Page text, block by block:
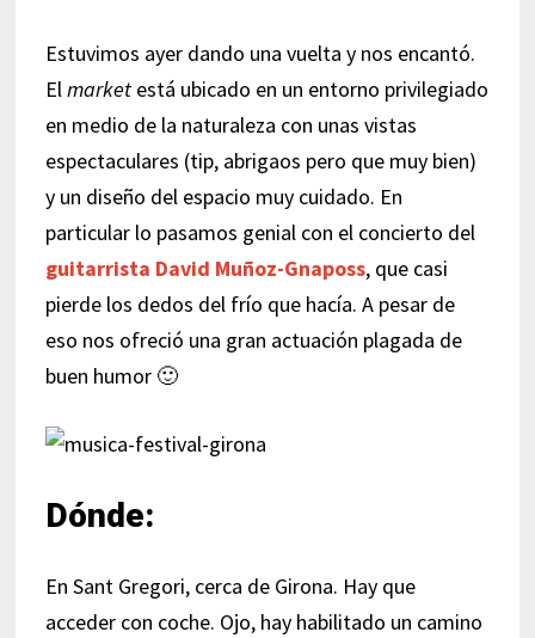
Estuvimos ayer dando una vuelta y nos encantó.
Elmarketestá ubicado en un entorno privilegiado
en medio de la naturaleza con unas vistas
espectaculares (tip, abrigaos pero que muy bien)
y un diseño del espacio muy cuidado. En
particular lo pasamos genial con el concierto del
guitarrista David Muñoz-Gnaposs, que casi
pierde los dedos del frío que hacía. A pesar de
eso nos ofreció una gran actuación plagada de
buen humor 🙂
Dónde:
En Sant Gregori, cerca de Girona. Hay que
acceder con coche. Ojo, hay habilitado un camino